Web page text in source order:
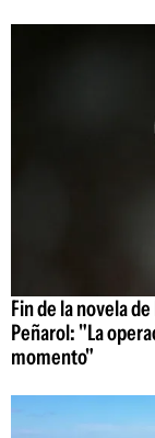
Fin de la novela
Peñarol: "La
momento"